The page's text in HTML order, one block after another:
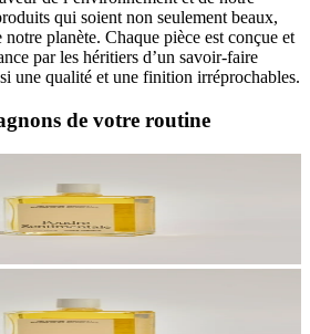
qui soient non seulement beaux,
notre planète. Chaque pièce est conçue et
par les héritiers d’un savoir-faire
une qualité et une finition irréprochables.
de votre routine